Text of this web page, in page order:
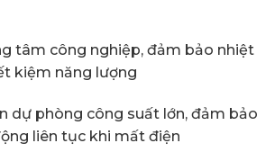
tâm công nghiệp, đảm bảo nhiệt
kiệm năng lượng
dự phòng công suất lớn, đảm bảo
liên tục khi mất điện